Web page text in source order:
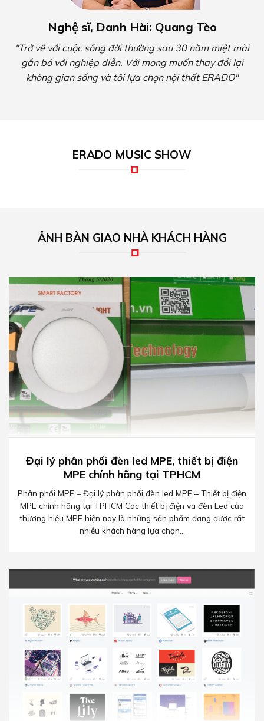
Nghệ sĩ, Danh Hài: Quang Tèo
"Trở về với cuộc sống đời thường sau 30 năm miệt mài
gắn bó với nghiệp diễn. Với mong muốn thay đổi lại
không gian sống và tôi lựa chọn nội thất ERADO"
ERADO MUSIC SHOW
ẢNH BÀN GIAO NHÀ KHÁCH HÀNG
Đại lý phân phối đèn led MPE, thiết bị điện
MPE chính hãng tại TPHCM
Phân phối MPE – Đại lý phân phối đèn led MPE – Thiết bị điện
MPE chính hãng tại TPHCM Các thiết bị điện và đèn Led của
thương hiệu MPE hiện nay là những sản phẩm đang được rất
nhiều khách hàng lựa chọn...